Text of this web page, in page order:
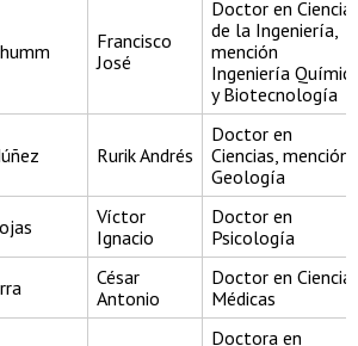
Francisco
José
Doctor en
de la Ingeniería,
mención
Ingeniería
y Biotecnología
Rurik Andrés
Doctor en
Ciencias, mención
Geología
Víctor
Ignacio
Doctor en
Psicología
César
Antonio
Doctor en
Médicas
Doctora en